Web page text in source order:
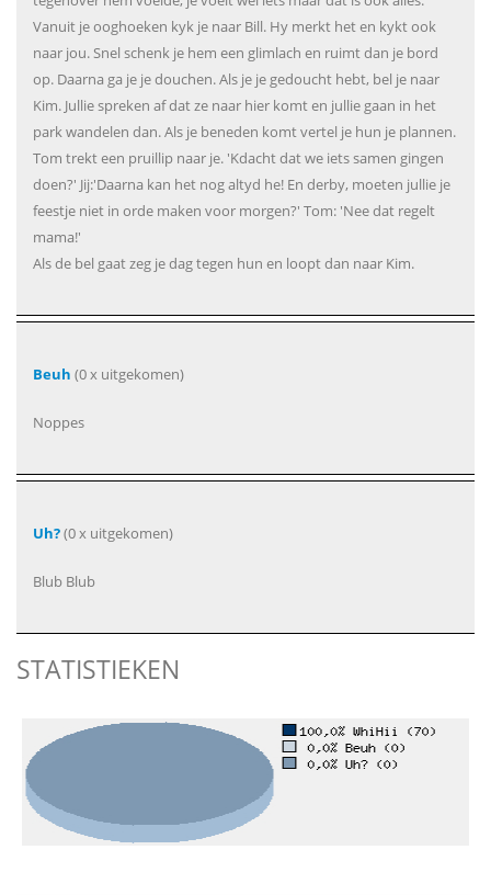
Vanuit je ooghoeken kyk je naar Bill. Hy merkt het en kykt ook
naar jou. Snel schenk je hem een glimlach en ruimt dan je bord
op. Daarna ga je je douchen. Als je je gedoucht hebt, bel je naar
Kim. Jullie spreken af dat ze naar hier komt en jullie gaan in het
park wandelen dan. Als je beneden komt vertel je hun je plannen.
Tom trekt een pruillip naar je. 'Kdacht dat we iets samen gingen
doen?' Jij:'Daarna kan het nog altyd he! En derby, moeten jullie je
feestje niet in orde maken voor morgen?' Tom: 'Nee dat regelt
mama!'
Als de bel gaat zeg je dag tegen hun en loopt dan naar Kim.
Beuh (0 x uitgekomen)
Noppes
Uh?(0 x uitgekomen)
Blub Blub
STATISTIEKEN